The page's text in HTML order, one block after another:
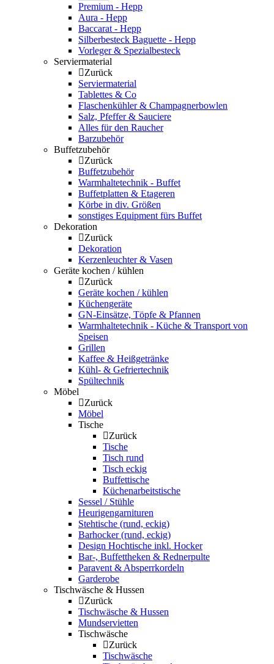
Premium - Hepp
Aura - Hepp
Baccarat - Hepp
Silberbesteck Baguette - Hepp
Vorleger & Spezialbesteck
Serviermaterial
Zurück
Serviermaterial
Tablettes & Co
Flaschenkühler & Champagnerbowlen
Salz, Pfeffer & Sauciere
Alles für den Raucher
Barzubehör
Buffetzubehör
Zurück
Buffetzubehör
Warmhaltetechnik - Buffet
Buffetplatten & Etageren
Körbe in div. Größen
sonstiges Equipment fürs Buffet
Dekoration
Zurück
Dekoration
Kerzenleuchter & Vasen
Geräte kochen / kühlen
Zurück
Geräte kochen / kühlen
Küchengeräte
GN-Einsätze, Töpfe & Pfannen
Warmhaltetechnik - Küche & Transport von
Speisen
Grillen
Kaffee & Heißgetränke
Kühl- & Gefriertechnik
Spültechnik
Möbel
Zurück
Möbel
Tische
Zurück
Tische
Tisch rund
Tisch eckig
Buffettische
Küchenarbeitstische
Sessel / Stühle
Heurigengarnituren
Stehtische (rund, eckig)
Barhocker (rund, eckig)
Design Hochtische inkl. Hocker
Bar-, Buffettheken & Rednerpulte
Paravent & Absperrkordeln
Garderobe
Tischwäsche & Hussen
Zurück
Tischwäsche & Hussen
Mundservietten
Tischwäsche
Zurück
Tischwäsche